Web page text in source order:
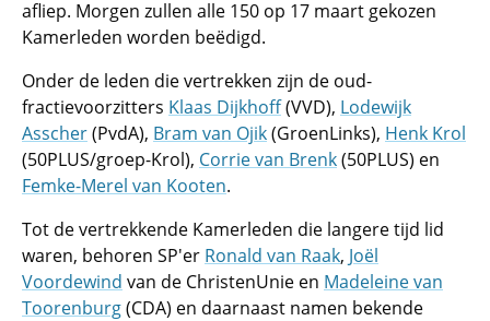
afliep. Morgen zullen alle 150 op 17 maart gekozen
Kamerleden worden beëdigd.
Onder de leden die vertrekken zijn de oud-
fractievoorzitters Klaas Dijkhoff(VVD), Lodewijk
Asscher(PvdA), Bram van Ojik(GroenLinks), Henk Krol
(50PLUS/groep-Krol), Corrie van Brenk(50PLUS) en
Femke-Merel van Kooten.
Tot de vertrekkende Kamerleden die langere tijd lid
waren, behoren SP'er Ronald van Raak, Joël
Voordewind van de ChristenUnie en Madeleine van
Toorenburg(CDA) en daarnaast namen bekende